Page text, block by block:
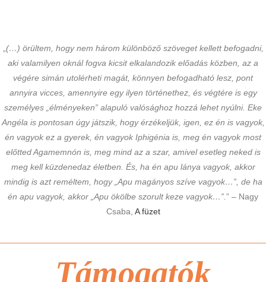
(…) örültem, hogy nem három különböző szöveget kellett befogadni,
aki valamilyen oknál fogva kicsit elkalandozik előadás közben, az a
végére simán utolérheti magát, könnyen befogadható lesz, pont
annyira vicces, amennyire egy ilyen történethez, és végtére is egy
személyes „élményeken” alapuló valósághoz hozzá lehet nyúlni. Eke
Angéla is pontosan úgy játszik, hogy érzékeljük, igen, ez én is vagyok,
én vagyok ez a gyerek, én vagyok Iphigénia is, meg én vagyok most
előtted Agamemnón is, meg mind az a szar, amivel esetleg neked is
meg kell küzdenedaz életben. És, ha én apu lánya vagyok, akkor
mindig is azt reméltem, hogy „Apu magányos szíve vagyok…”, de ha
én apu vagyok, akkor „Apu ökölbe szorult keze vagyok…”. ” – Nagy
Csaba, A füzet
Támogatók